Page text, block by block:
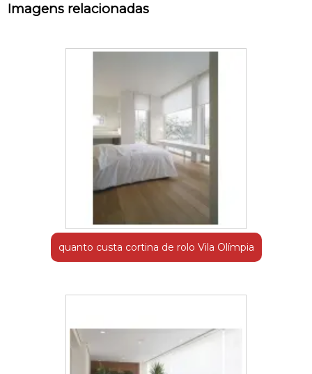
Imagens relacionadas
quanto custa cortina de rolo Vila Olímpia